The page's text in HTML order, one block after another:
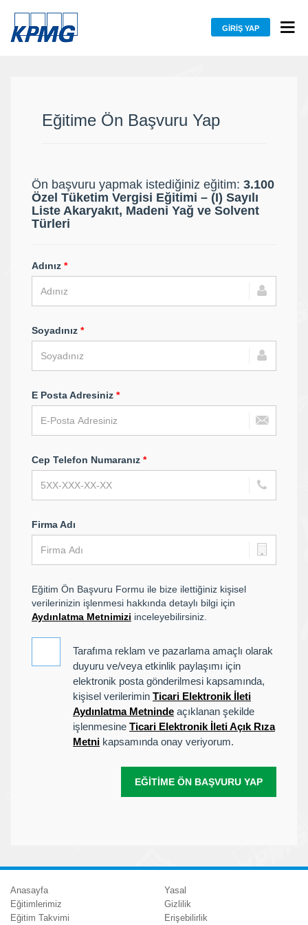
GIRIŞ YAP
Eğitime Ön Başvuru Yap
Ön başvuru yapmak istediğiniz eğitim: 3.100
Özel Tüketim Vergisi Eğitimi – (I) Sayılı
Liste Akaryakıt, Madeni Yağ ve Solvent
Türleri
Adınız *
Soyadınız *
E Posta Adresiniz *
Cep Telefon Numaranız *
Firma Adı
Eğitim Ön Başvuru Formu ile bize ilettiğiniz kişisel
verilerinizin işlenmesi hakkında detaylı bilgi için
Aydınlatma Metnimizi inceleyebilirsiniz.
Tarafıma reklam ve pazarlama amaçlı olarak
duyuru ve/veya etkinlik paylaşımı için
elektronik posta gönderilmesi kapsamında,
kişisel verilerimin Ticari Elektronik İleti
Aydınlatma Metninde açıklanan şekilde
işlenmesine Ticari Elektronik İleti Açık Rıza
Metni kapsamında onay veriyorum.
EĞITIME ÖN BAŞVURU YAP
Anasayfa
Eğitimlerimiz
Eğitim Takvimi
Yasal
Gizlilik
Erişebilirlik